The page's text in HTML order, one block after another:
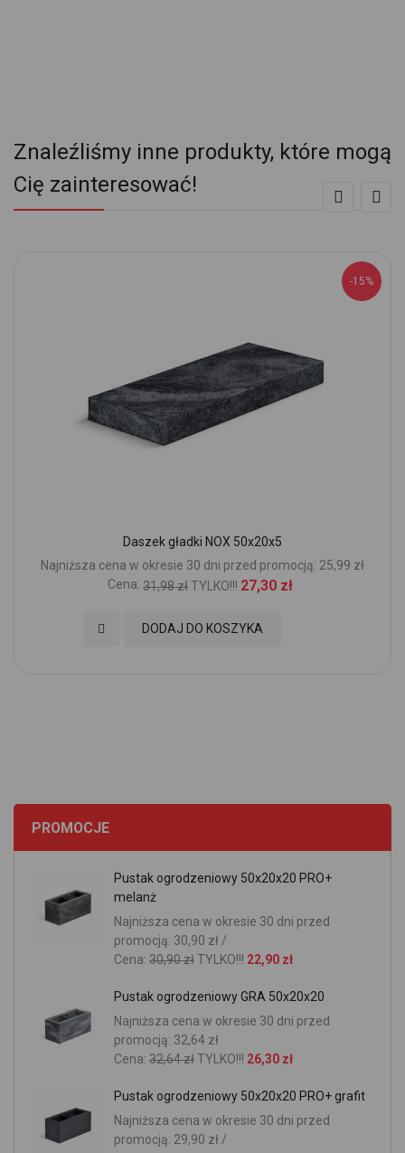
Znaleźliśmy inne produkty, które mogą
Cię zainteresować!
-15%
Daszek gładki NOX 50x20x5
Najniższa cena w okresie 30 dni przed promocją: 25,99 zł
Cena: 31,98 złTYLKO!!! 27,30 zł
DODAJ DO KOSZYKA
Dodaj do Ulubionych
PROMOCJE
Pustak ogrodzeniowy 50x20x20 PRO+
melanż
Najniższa cena w okresie 30 dni przed
promocją: 30,90 zł /
Cena: 30,90 złTYLKO!!! 22,90 zł
Pustak ogrodzeniowy GRA 50x20x20
Najniższa cena w okresie 30 dni przed
promocją: 32,64 zł
Cena: 32,64 złTYLKO!!! 26,30 zł
Pustak ogrodzeniowy 50x20x20 PRO+ grafit
Najniższa cena w okresie 30 dni przed
promocją: 29,90 zł /